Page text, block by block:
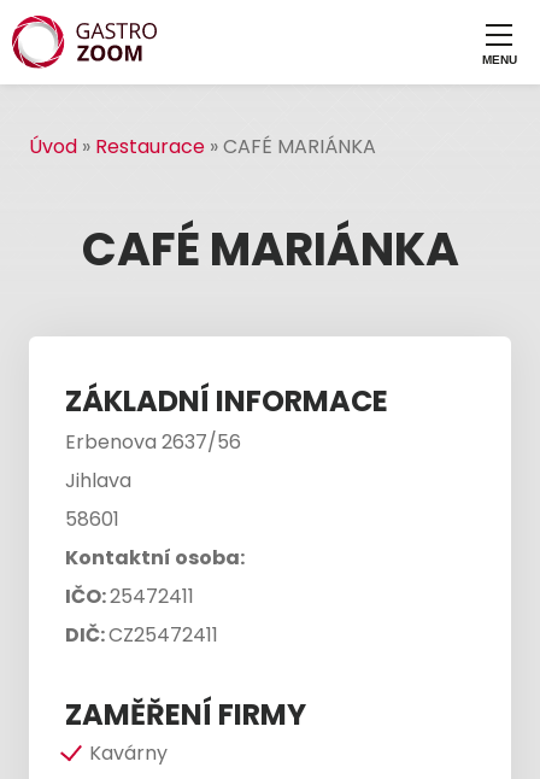
Úvod » Restaurace »CAFÉ MARIÁNKA
CAFÉ MARIÁNKA
ZÁKLADNÍ INFORMACE
Erbenova 2637/56
Jihlava
58601
Kontaktní osoba:
IČO:25472411
DIČ:CZ25472411
ZAMĚŘENÍ FIRMY
Kavárny